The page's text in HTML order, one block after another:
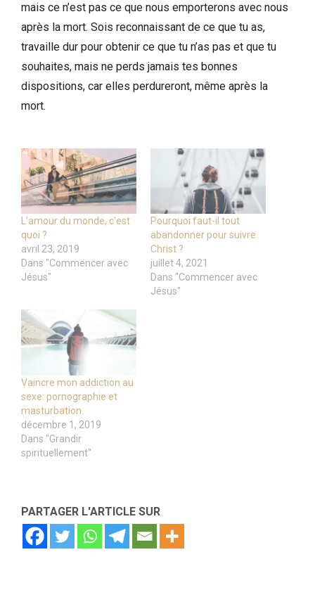
mais ce n’est pas ce que nous emporterons avec nous
après la mort. Sois reconnaissant de ce que tu as,
travaille dur pour obtenir ce que tu n’as pas et que tu
souhaites, mais ne perds jamais tes bonnes
dispositions, car elles perdureront, même après la
mort.
L’amour du monde, c’est
quoi ?
avril 23, 2019
Dans "Commencer avec
Jésus"
Pourquoi faut-il tout
abandonner pour suivre
Christ ?
juillet 4, 2021
Dans "Commencer avec
Jésus"
Vaincre mon addiction au
sexe: pornographie et
masturbation.
décembre 1, 2019
Dans "Grandir
spirituellement"
PARTAGER L'ARTICLE SUR